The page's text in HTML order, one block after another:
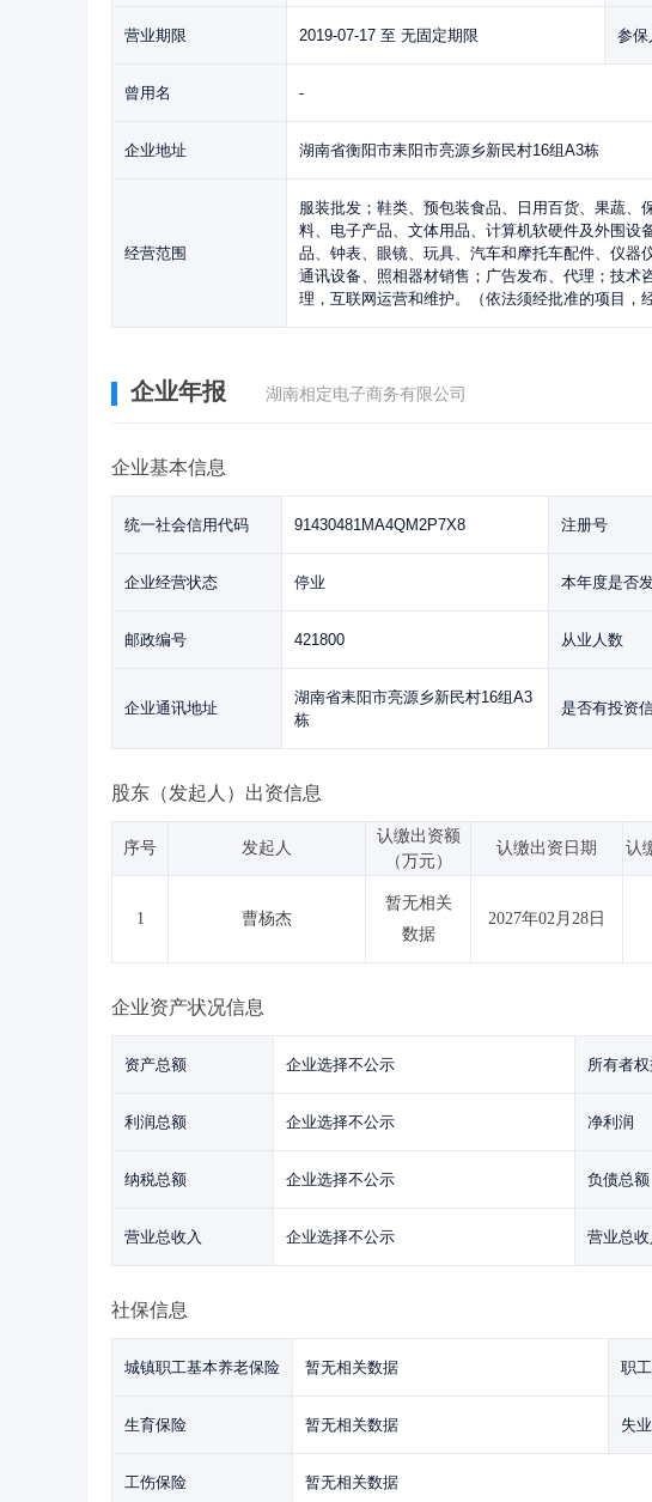
营业期限 2019-07-17 至 无固定期限 参保
曾用名 -
企业地址 湖南省衡阳市耒阳市亮源乡新民村16组A3栋
经营范围
服装批发；鞋类、预包装食品、日用百货、果蔬
料、电子产品、文体用品、计算机软硬件及外围
品、钟表、眼镜、玩具、汽车和摩托车配件、仪
通讯设备、照相器材销售；广告发布、代理；技
理，互联网运营和维护。（依法须经批准的项目，
企业年报 湖南相定电子商务有限公司
企业基本信息
统一社会信用代码 91430481MA4QM2P7X8 注册号
企业经营状态 停业 本年度是否
邮政编号 421800 从业人数
企业通讯地址
湖南省耒阳市亮源乡新民村16组A3
栋
是否有投资
股东（发起人）出资信息
序号 发起人
认缴出资额
（万元）
认缴出资日期 认
1 曹杨杰
暂无相关
数据
2027年02月28日
企业资产状况信息
资产总额 企业选择不公示 所有者
利润总额 企业选择不公示 净利润
纳税总额 企业选择不公示 负债总额
营业总收入 企业选择不公示 营业总
社保信息
城镇职工基本养老保险 暂无相关数据 职
生育保险 暂无相关数据 失
工伤保险 暂无相关数据